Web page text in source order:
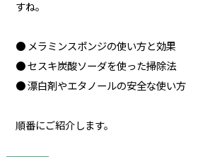
すね。
● メラミンスポンジの使い方と効果
● セスキ炭酸ソーダを使った掃除法
● 漂白剤やエタノールの安全な使い方
順番にご紹介します。